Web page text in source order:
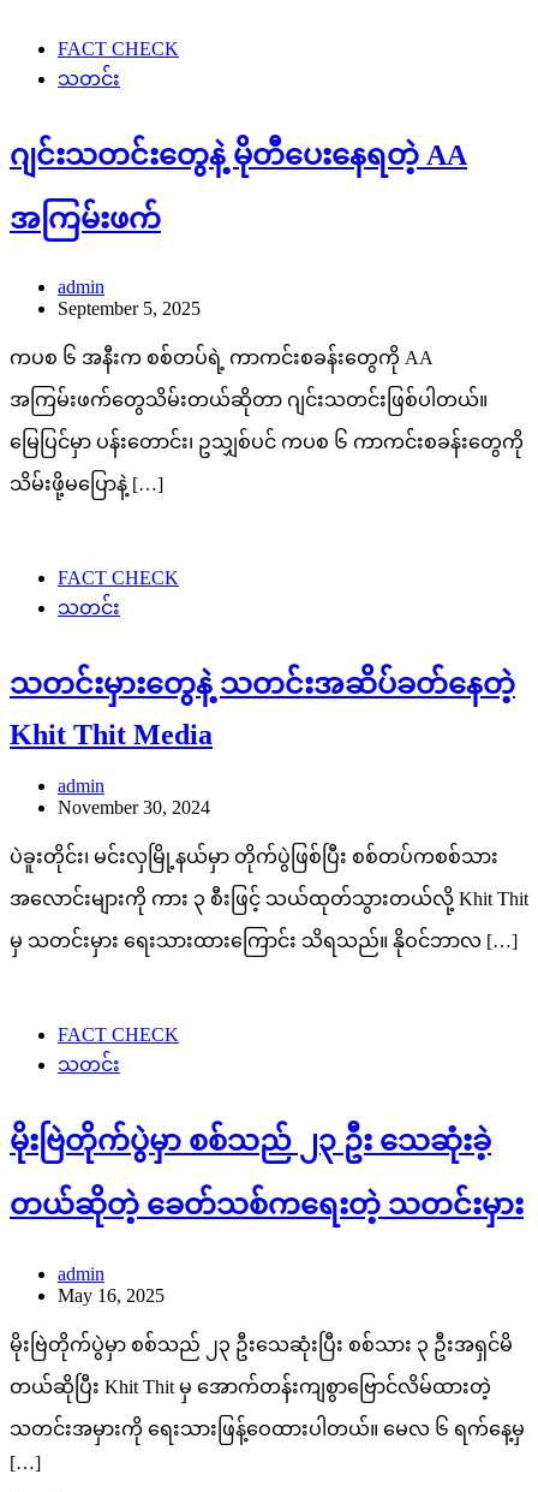
FACT CHECK
သတင်း
ဂျင်းသတင်းတွေနဲ့ မိုတီပေးနေရတဲ့ AA
အကြမ်းဖက်
admin
September 5, 2025
ကပစ ၆ အနီးက စစ်တပ်ရဲ့ ကာကင်းစခန်းတွေကို AA
အကြမ်းဖက်တွေသိမ်းတယ်ဆိုတာ ဂျင်းသတင်းဖြစ်ပါတယ်။
မြေပြင်မှာ ပန်းတောင်း၊ ဥသျှစ်ပင် ကပစ ၆ ကာကင်းစခန်းတွေကို
သိမ်းဖို့မပြောနဲ့ […]
FACT CHECK
သတင်း
သတင်းမှားတွေနဲ့ သတင်းအဆိပ်ခတ်နေတဲ့
Khit Thit Media
admin
November 30, 2024
ပဲခူးတိုင်း၊ မင်းလှမြို့နယ်မှာ တိုက်ပွဲဖြစ်ပြီး စစ်တပ်ကစစ်သား
အလောင်းများကို ကား ၃ စီးဖြင့် သယ်ထုတ်သွားတယ်လို့ Khit Thit
မှ သတင်းမှား ရေးသားထားကြောင်း သိရသည်။ နိုဝင်ဘာလ […]
FACT CHECK
သတင်း
မိုးဗြဲတိုက်ပွဲမှာ စစ်သည် ၂၃ ဦး သေဆုံးခဲ့
တယ်ဆိုတဲ့ ခေတ်သစ်ကရေးတဲ့ သတင်းမှား
admin
May 16, 2025
မိုးဗြဲတိုက်ပွဲမှာ စစ်သည် ၂၃ ဦးသေဆုံးပြီး စစ်သား ၃ ဦးအရှင်မိ
တယ်ဆိုပြီး Khit Thit မှ အောက်တန်းကျစွာဗြောင်လိမ်ထားတဲ့
သတင်းအမှားကို ရေးသားဖြန့်ဝေထားပါတယ်။ မေလ ၆ ရက်နေ့မှ
[…]